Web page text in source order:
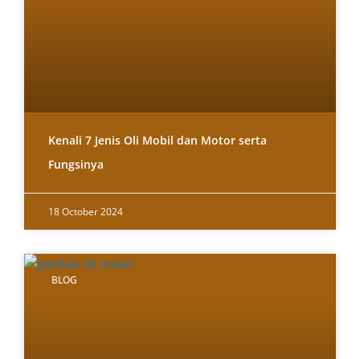
Kenali 7 Jenis Oli Mobil dan Motor serta
Fungsinya
18 October 2024
BLOG